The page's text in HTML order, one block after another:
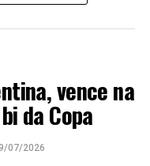
vence na
da Copa
07/2026